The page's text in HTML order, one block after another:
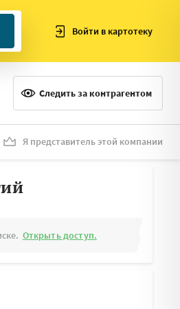
Войти в картотеку
Следить за контрагентом
Я представитель этой компании
Открыть доступ.